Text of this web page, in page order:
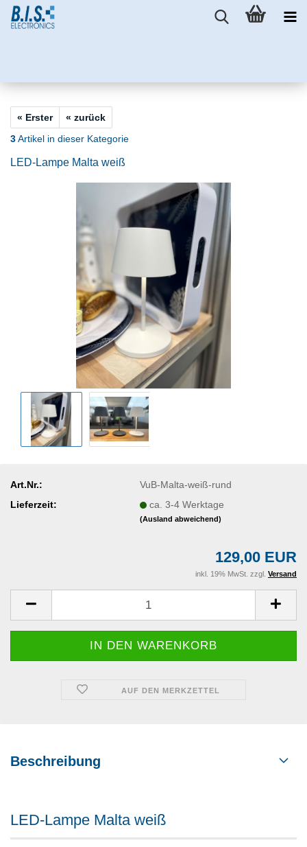
« Erster
« zurück
3Artikel in dieser Kategorie
LED-Lampe Malta weiß
Art.Nr.:
VuB-Malta-weiß-rund
Lieferzeit:
ca. 3-4 Werktage
(Ausland abweichend)
129,00 EUR
inkl. 19% MwSt. zzgl. Versand
AUF DEN MERKZETTEL
Beschreibung
LED-Lampe Malta weiß